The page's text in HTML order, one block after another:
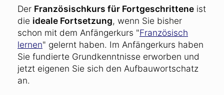
Der Französischkurs für Fortgeschrittene ist
die ideale Fortsetzung, wenn Sie bisher
schon mit dem Anfängerkurs "Französisch
lernen" gelernt haben. Im Anfängerkurs haben
Sie fundierte Grundkenntnisse erworben und
jetzt eigenen Sie sich den Aufbauwortschatz
an.